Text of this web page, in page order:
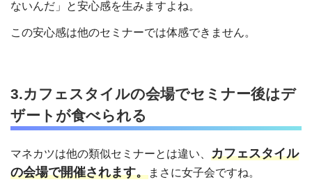
ないんだ」と安心感を生みますよね。
この安心感は他のセミナーでは体感できません。
3.カフェスタイルの会場でセミナー後はデ
ザートが食べられる
マネカツは他の類似セミナーとは違い、 カフェスタイル
の会場で開催されます。まさに女子会ですね。